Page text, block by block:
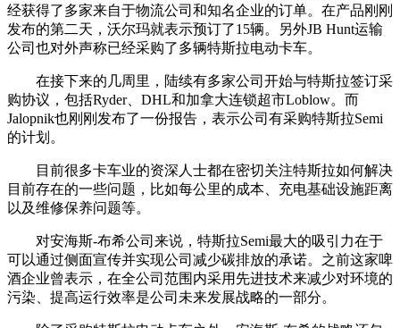
经获得了多家来自于物流公司和知名企业的订单。在产品刚刚
发布的第二天，沃尔玛就表示预订了15辆。另外JB Hunt运输
公司也对外声称已经采购了多辆特斯拉电动卡车。
在接下来的几周里，陆续有多家公司开始与特斯拉签订采
购协议，包括Ryder、DHL和加拿大连锁超市Loblow。而
Jalopnik也刚刚发布了一份报告，表示公司有采购特斯拉Semi
的计划。
目前很多卡车业的资深人士都在密切关注特斯拉如何解决
目前存在的一些问题，比如每公里的成本、充电基础设施距离
以及维修保养问题等。
对安海斯-布希公司来说，特斯拉Semi最大的吸引力在于
可以通过侧面宣传并实现公司减少碳排放的承诺。之前这家啤
酒企业曾表示，在全公司范围内采用先进技术来减少对环境的
污染、提高运行效率是公司未来发展战略的一部分。